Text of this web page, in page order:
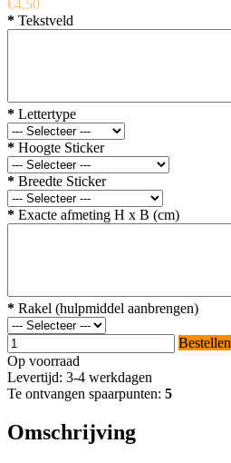
€4,50
* Tekstveld
* Lettertype
* Hoogte Sticker
* Breedte Sticker
* Exacte afmeting H x B (cm)
* Rakel (hulpmiddel aanbrengen)
Bestellen
Op voorraad
Levertijd: 3-4 werkdagen
Te ontvangen spaarpunten: 5
Omschrijving